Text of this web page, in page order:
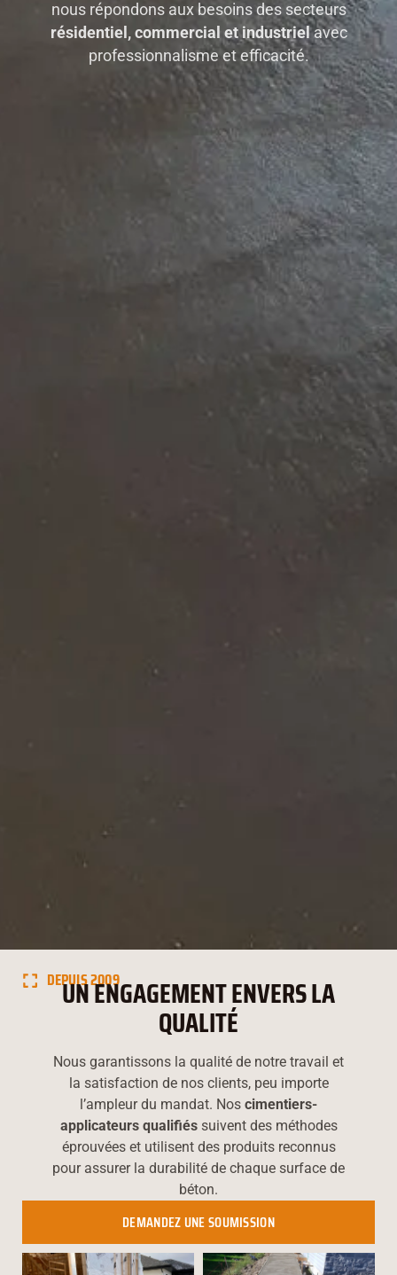
nous répondons aux besoins des secteurs
résidentiel, commercial et industriel avec
professionnalisme et efficacité.
DEPUIS 2009
UN ENGAGEMENT ENVERS LA
QUALITÉ
Nous garantissons la qualité de notre travail et
la satisfaction de nos clients, peu importe
l’ampleur du mandat. Nos cimentiers-
applicateurs qualifiéssuivent des méthodes
éprouvées et utilisent des produits reconnus
pour assurer la durabilité de chaque surface de
béton.
DEMANDEZ UNE SOUMISSION